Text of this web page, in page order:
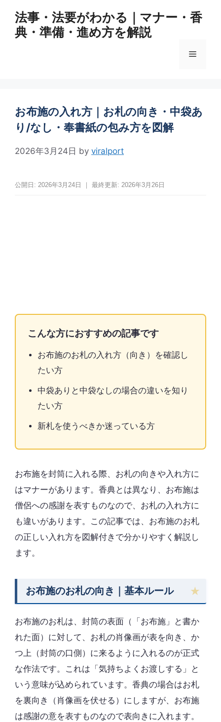
法事・法要がわかる｜マナー・香
典・準備・進め方を解説
メ
ュ
お布施の入れ方｜お札の向き・中袋あ
り/なし・奉書紙の包み方を図解
2026年3月24日 by viralport
公開日: 2026年3月24日 ｜ 最終更新: 2026年3月26日
こんな方におすすめの記事です
お布施のお札の入れ方（向き）を確認し
たい方
中袋ありと中袋なしの場合の違いを知り
たい方
新札を使うべきか迷っている方
お布施を封筒に入れる際、お札の向きや入れ方に
はマナーがあります。香典とは異なり、お布施は
僧侶への感謝を表すものなので、お札の入れ方に
も違いがあります。この記事では、お布施のお札
の正しい入れ方を図解付きで分かりやすく解説し
ます。
お布施のお札の向き｜基本ルール
お布施のお札は、封筒の表面（「お布施」と書か
れた面）に対して、お札の肖像画が表を向き、か
つ上（封筒の口側）に来るように入れるのが正式
な作法です。これは「気持ちよくお渡しする」と
いう意味が込められています。香典の場合はお札
を裏向き（肖像画を伏せる）にしますが、お布施
は感謝の意を表すものなので表向きに入れます。